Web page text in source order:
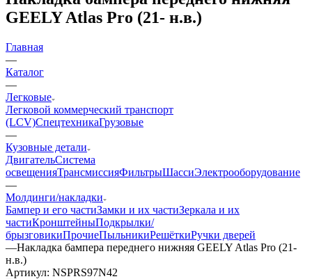
GEELY Atlas Pro (21- н.в.)
Главная
—
Каталог
—
Легковые
Легковой коммерческий транспорт
(LCV)СпецтехникаГрузовые
—
Кузовные детали
ДвигательСистема
освещенияТрансмиссияФильтрыШассиЭлектрооборудование
—
Молдинги/накладки
Бампер и его частиЗамки и их частиЗеркала и их
частиКронштейныПодкрылки/
брызговикиПрочиеПыльникиРешёткиРучки дверей
—Накладка бампера переднего нижняя GEELY Atlas Pro (21-
н.в.)
Артикул: NSPRS97N42